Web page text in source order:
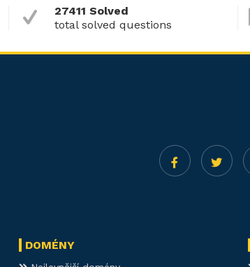
27411 Solved
total solved questions
DOMÉNY